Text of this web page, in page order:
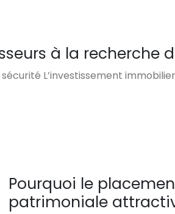
à la recherche
L’investissement
Pourquoi le
patrimoniale